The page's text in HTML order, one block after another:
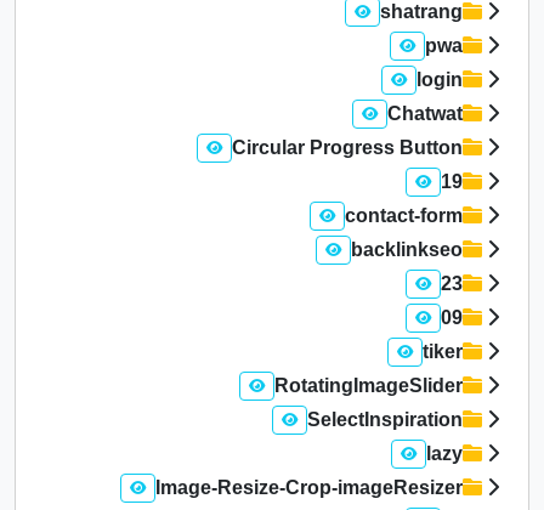
shatrang
pwa
login
Chatwat
Circular Progress Button
19
contact-form
backlinkseo
23
09
tiker
RotatingImageSlider
SelectInspiration
lazy
Image-Resize-Crop-imageResizer